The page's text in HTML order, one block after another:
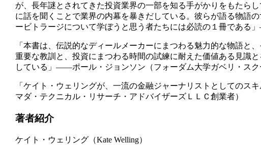
が、長年謎とされてきた投資業界の一部を知る手がかりをもたら
に話を聞くことで業界の内幕を暴きだしている。彼らが語る物語
ービトラージについて学ぼうと思う者たちには必読の１冊である
「本書は、伝説的なディールメーカーにまつわる魅力的な物語と
重要な教訓と、投資にまつわる時間の試練に耐えた価値ある見識
している」――ポール・ジョンソン（フォーダム大学ガベリ・ス
「ケイト・ウェリングが、一流の金融ジャーナリストとしての
マダ・テクニカル・リサーチ・アドバイザーズＬＬＣ創業者）
著者紹介
ケイト・ウェリング（Kate Welling）